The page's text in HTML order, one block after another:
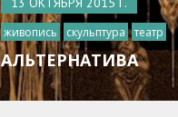
живопись скульптура театр
АЛЬТЕРНАТИВА